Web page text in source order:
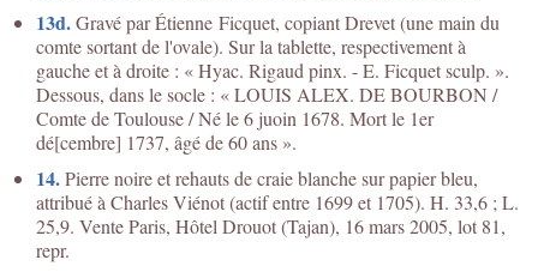
13d.Gravé par Étienne Ficquet, copiant Drevet (une main du
comte sortant de l'ovale). Sur la tablette, respectivement à
gauche et à droite : « Hyac. Rigaud pinx. - E. Ficquet sculp. ».
Dessous, dans le socle : « LOUIS ALEX. DE BOURBON /
Comte de Toulouse / Né le 6 juoin 1678. Mort le 1er
dé[cembre] 1737, âgé de 60 ans ».
14.Pierre noire et rehauts de craie blanche sur papier bleu,
attribué à Charles Viénot (actif entre 1699 et 1705). H. 33,6 ; L.
25,9. Vente Paris, Hôtel Drouot (Tajan), 16 mars 2005, lot 81,
repr.